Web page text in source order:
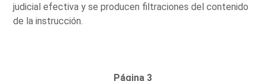
judicial efectiva y se producen filtraciones del contenido
de la instrucción.
Página 3